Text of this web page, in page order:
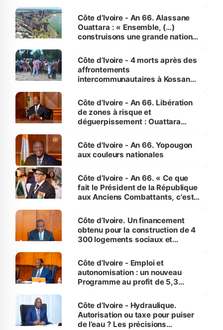
enfants
Côte d’Ivoire - An 66. Alassane
Ouattara : « Ensemble, (…)
construisons une grande nation
générations futures »
Côte d’Ivoire - 4 morts après des
affrontements
intercommunautaires à Kossandji
milieu des sinistrés
Côte d’Ivoire - An 66. Libération
de zones à risque et
déguerpissement : Ouattara
l'Etat de droit pour préserver les
vies humaines »
Côte d'Ivoire - An 66. Yopougon
aux couleurs nationales
Côte d’Ivoire - An 66. « Ce que
fait le Président de la République
aux Anciens Combattants, c'est
Côte d’Ivoire. Un financement
obtenu pour la construction de 4
300 logements sociaux et
et Yamoussoukro
Côte d’Ivoire - Emploi et
autonomisation : un nouveau
Programme au profit de 5,3
Côte d’Ivoire - Hydraulique.
Autorisation ou taxe pour puiser
de l’eau ? Les précisions